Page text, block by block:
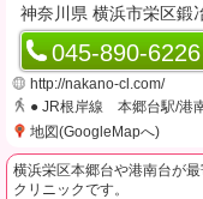
神奈川県 横浜市栄区鍛
045-890-6226
http://nakano-cl.com/
● JR根岸線 本郷台駅/港
地図(GoogleMapへ)
横浜栄区本郷台や港南台が
クリニックです。